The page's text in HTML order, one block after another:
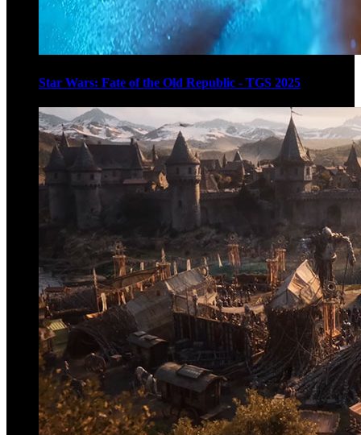
Star Wars: Fate of the Old Republic - TGS 2025